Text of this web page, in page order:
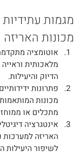
מגמות
מכונות האריזה
אוטומציה
מלאכותית
הדיוק והיעילות.
פתרונות
מכונות
מתכלים או
אינטגרציה
האריזה למערכות
לשיפור היעילות